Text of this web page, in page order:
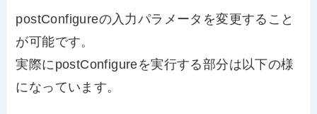
postConfigureの入力パラメータを変更すること
が可能です。
実際にpostConfigureを実行する部分は以下の様
になっています。